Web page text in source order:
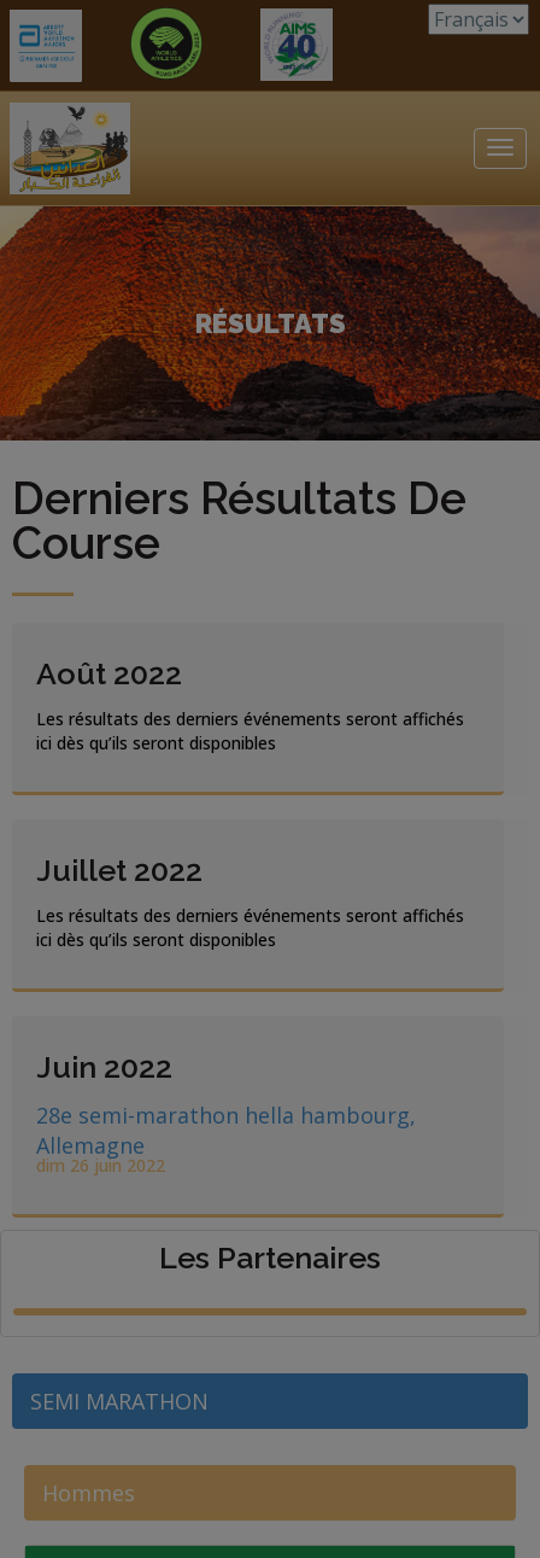
RÉSULTATS
Derniers Résultats De
Course
Août 2022
Les résultats des derniers événements seront affichés
ici dès qu’ils seront disponibles
Juillet 2022
Les résultats des derniers événements seront affichés
ici dès qu’ils seront disponibles
Juin 2022
28e semi-marathon hella hambourg,
Allemagne
dim 26 juin 2022
Les Partenaires
SEMI MARATHON
Hommes